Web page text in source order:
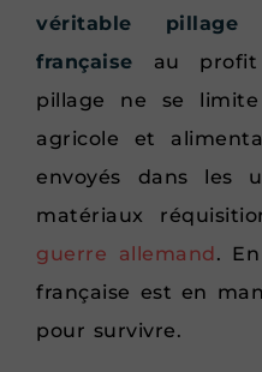
véritable
française au profit
pillage ne se
agricole et
envoyés dans les
matériaux
guerre allemand.
française est en
pour survivre.